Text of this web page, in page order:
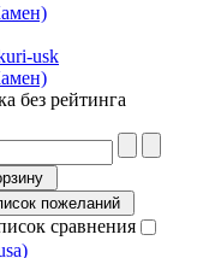
без рейтинга
пожеланий
сравнения